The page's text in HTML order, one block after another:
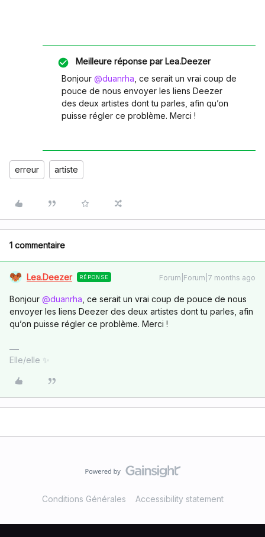
Meilleure réponse parLea.Deezer
Bonjour ​ @duanrha , ce serait un vrai coup de
pouce de nous envoyer les liens Deezer
des deux artistes dont tu parles, afin qu’on
puisse régler ce problème. Merci !
erreur artiste
1 commentaire
Lea.Deezer RÉPONSE Forum|Forum|7 months ago
Bonjour ​ @duanrha , ce serait un vrai coup de pouce de nous
envoyer les liens Deezer des deux artistes dont tu parles, afin
qu’on puisse régler ce problème. Merci !
Elle/elle ✨
Conditions Générales Accessibility statement